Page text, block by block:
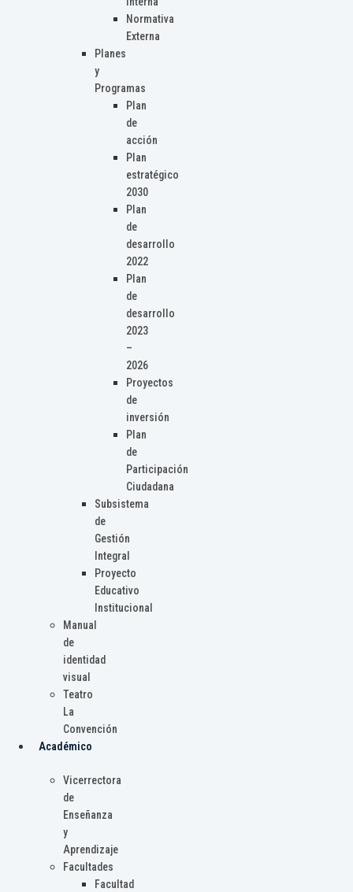
Normativa
Externa
Planes
y
Programas
Plan
de
acción
Plan
estratégico
2030
Plan
de
desarrollo
2022
Plan
de
desarrollo
2023
–
2026
Proyectos
de
inversión
Plan
de
Participación
Ciudadana
Subsistema
de
Gestión
Integral
Proyecto
Educativo
Institucional
Manual
de
identidad
visual
Teatro
La
Convención
Académico
Vicerrectora
de
Enseñanza
y
Aprendizaje
Facultades
Facultad